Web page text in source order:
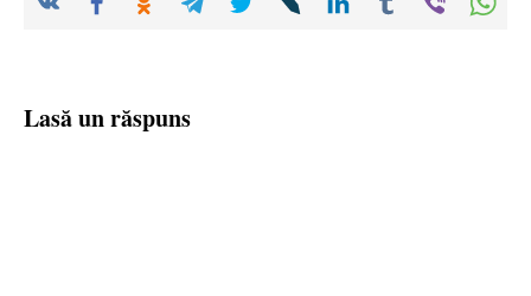
Lasă un răspuns